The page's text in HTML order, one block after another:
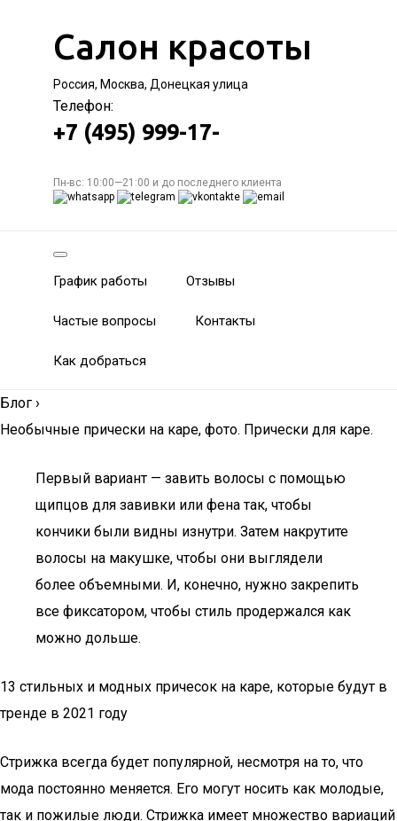
Салон красоты
Россия, Москва, Донецкая улица
Телефон:
+7 (495) 999-17-
Пн-вс: 10:00—21:00 и до последнего клиента
График работы Отзывы
Частые вопросы Контакты
Как добраться
Блог ›
Необычные прически на каре, фото. Прически для каре.
Первый вариант — завить волосы с помощью
щипцов для завивки или фена так, чтобы
кончики были видны изнутри. Затем накрутите
волосы на макушке, чтобы они выглядели
более объемными. И, конечно, нужно закрепить
все фиксатором, чтобы стиль продержался как
можно дольше.
13 стильных и модных причесок на каре, которые будут в
тренде в 2021 году
Стрижка всегда будет популярной, несмотря на то, что
мода постоянно меняется. Его могут носить как молодые,
так и пожилые люди. Стрижка имеет множество вариаций